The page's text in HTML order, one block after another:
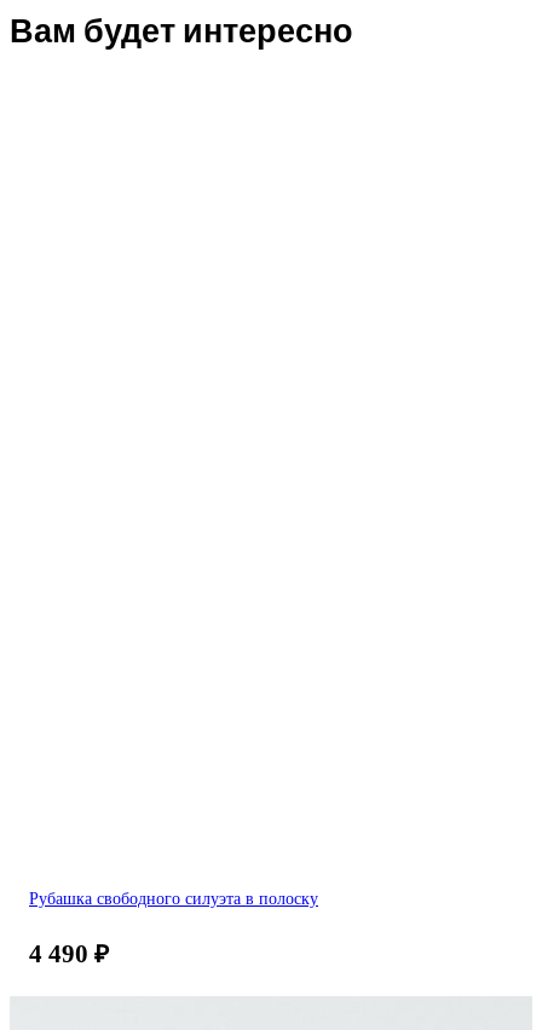
Вам будет интересно
Рубашка свободного силуэта в полоску
4 490 ₽